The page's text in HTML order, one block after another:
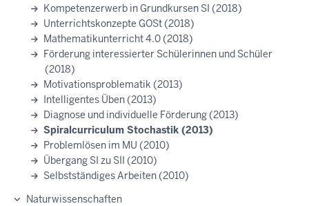
Kompetenzerwerb in Grundkursen SI (2018)
Unterrichtskonzepte GOSt (2018)
Mathematikunterricht 4.0 (2018)
Förderung interessierter Schülerinnen und Schüler
(2018)
Motivationsproblematik (2013)
Intelligentes Üben (2013)
Diagnose und individuelle Förderung (2013)
Spiralcurriculum Stochastik (2013)
Problemlösen im MU (2010)
Übergang SI zu SII (2010)
Selbstständiges Arbeiten (2010)
Naturwissenschaften